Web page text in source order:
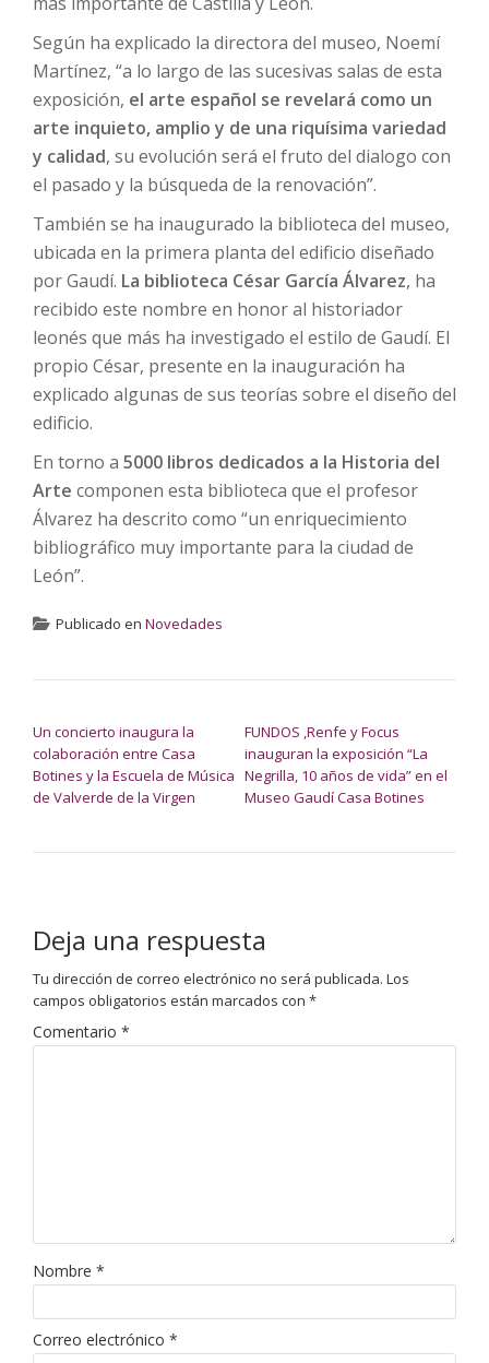
Según ha explicado la directora del museo, Noemí
Martínez, “a lo largo de las sucesivas salas de esta
exposición, el arte español se revelará como un
arte inquieto, amplio y de una riquísima variedad
y calidad, su evolución será el fruto del dialogo con
el pasado y la búsqueda de la renovación”.
También se ha inaugurado la biblioteca del museo,
ubicada en la primera planta del edificio diseñado
por Gaudí. La biblioteca César García Álvarez, ha
recibido este nombre en honor al historiador
leonés que más ha investigado el estilo de Gaudí. El
propio César, presente en la inauguración ha
explicado algunas de sus teorías sobre el diseño del
edificio.
En torno a 5000 libros dedicados a la Historia del
Arte componen esta biblioteca que el profesor
Álvarez ha descrito como “un enriquecimiento
bibliográfico muy importante para la ciudad de
León”.
Publicado en Novedades
Un concierto inaugura la
colaboración entre Casa
Botines y la Escuela de Música
de Valverde de la Virgen
FUNDOS ,Renfe y Focus
inauguran la exposición “La
Negrilla, 10 años de vida” en el
Museo Gaudí Casa Botines
Deja una respuesta
Tu dirección de correo electrónico no será publicada. Los
campos obligatorios están marcados con *
Comentario *
Nombre *
Correo electrónico *